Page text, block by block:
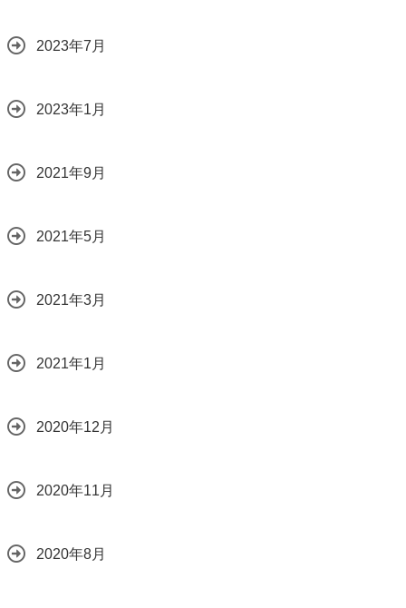
2023年7月
2023年1月
2021年9月
2021年5月
2021年3月
2021年1月
2020年12月
2020年11月
2020年8月